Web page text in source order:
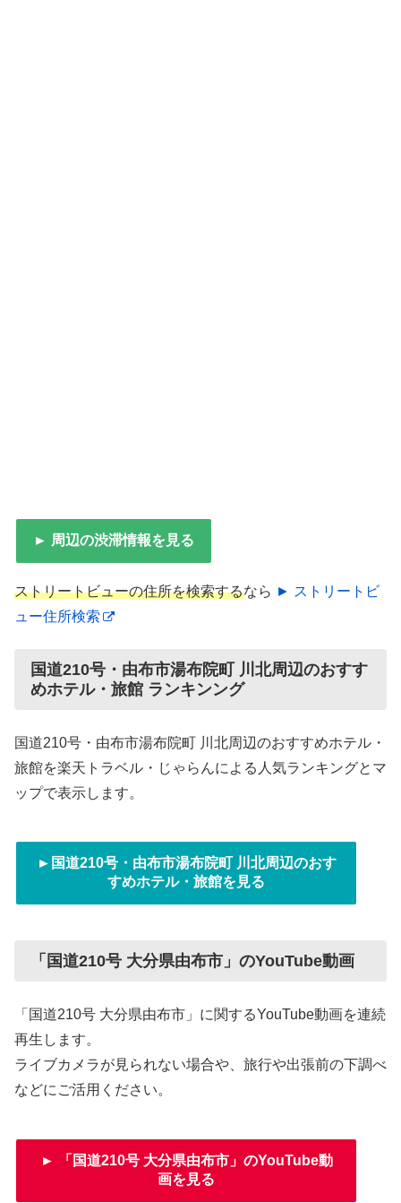
► 周辺の渋滞情報を見る
ストリートビューの住所を検索するなら ► ストリートビ
ュー住所検索
国道210号・由布市湯布院町 川北周辺のおすす
めホテル・旅館 ランキンング
国道210号・由布市湯布院町 川北周辺のおすすめホテル・
旅館を楽天トラベル・じゃらんによる人気ランキングとマ
ップで表示します。
►国道210号・由布市湯布院町 川北周辺のおす
すめホテル・旅館を見る
「国道210号 大分県由布市」のYouTube動画
「国道210号 大分県由布市」に関するYouTube動画を連続
再生します。
ライブカメラが見られない場合や、旅行や出張前の下調べ
などにご活用ください。
► 「国道210号 大分県由布市」のYouTube動
画を見る